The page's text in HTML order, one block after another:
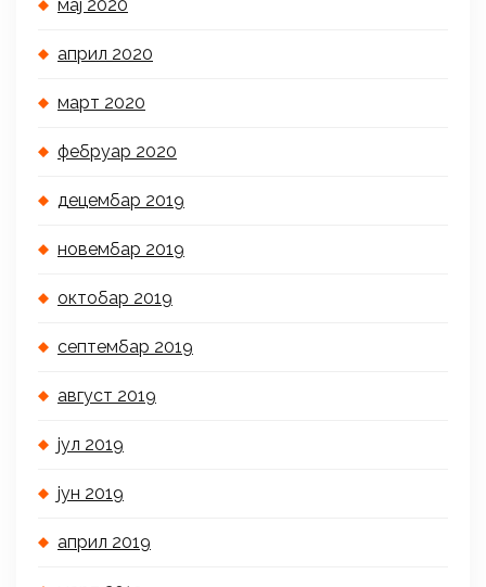
мај 2020
април 2020
март 2020
фебруар 2020
децембар 2019
новембар 2019
октобар 2019
септембар 2019
август 2019
јул 2019
јун 2019
април 2019